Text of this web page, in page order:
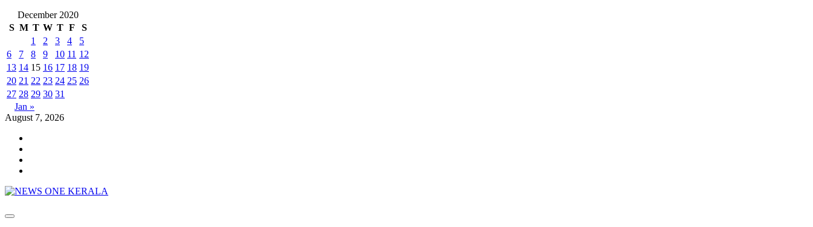
December 2020
S M T W T F
S
1
2 3 4
5
6
7 8 9 10 11 12
13 14 15 16 17 18 19
20 21 22 23 24 25 26
27 28 29 30 31
Jan »
August 7, 2026
Primary